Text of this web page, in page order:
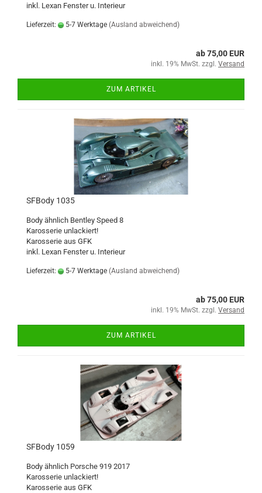
inkl. Lexan Fenster u. Interieur
Lieferzeit: 5-7 Werktage (Ausland abweichend)
ab 75,00 EUR
inkl. 19% MwSt. zzgl. Versand
ZUM ARTIKEL
SFBody 1035
Body ähnlich Bentley Speed 8
Karosserie unlackiert!
Karosserie aus GFK
inkl. Lexan Fenster u. Interieur
Lieferzeit: 5-7 Werktage (Ausland abweichend)
ab 75,00 EUR
inkl. 19% MwSt. zzgl. Versand
ZUM ARTIKEL
SFBody 1059
Body ähnlich Porsche 919 2017
Karosserie unlackiert!
Karosserie aus GFK